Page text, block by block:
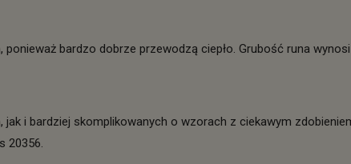
bardzo dobrze przewodzą ciepło. Grubość runa wynosi
i bardziej skomplikowanych o wzorach z ciekawym
20356.